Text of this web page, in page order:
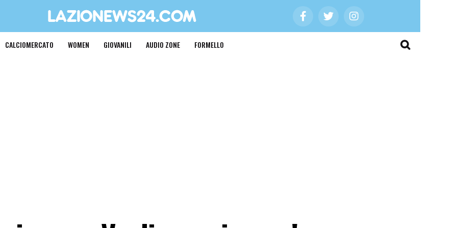
CALCIOMERCATO WOMEN GIOVANILI AUDIO ZONE FORMELLO